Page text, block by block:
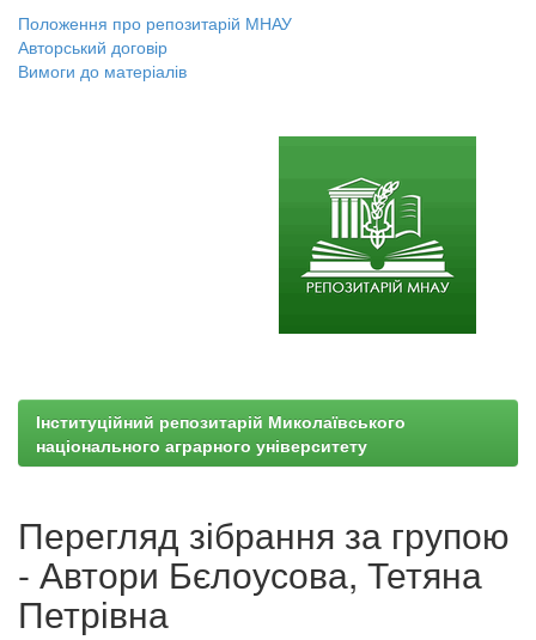
Положення про репозитарій МНАУ
Авторський договір
Вимоги до матеріалів
Інституційний репозитарій Миколаївського
національного аграрного університету
Перегляд зібрання за групою
- Автори Бєлоусова, Тетяна
Петрівна